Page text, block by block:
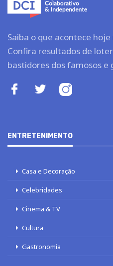
Saiba o que acontece
Confira resultados de
bastidores dos famosos e
ENTRETENIMENTO
Casa e Decoração
Celebridades
Cinema & TV
Cultura
Gastronomia